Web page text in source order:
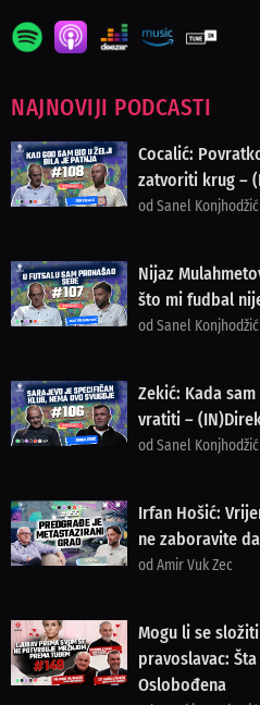
NAJNOVIJI PODCASTI
Cocalić:
zatvoriti krug –
od Sanel Konjhodžić
Nijaz
što mi fudbal
od Sanel Konjhodžić
Zekić: Kada
vratiti –
od Sanel Konjhodžić
Irfan Hošić:
ne zaboravite
od Amir Vuk Zec
Mogu li se
pravoslavac:
Oslobođena